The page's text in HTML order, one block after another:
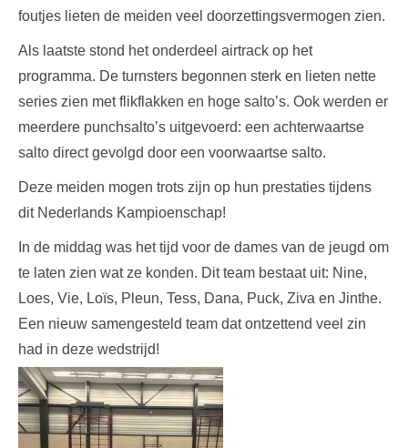
foutjes lieten de meiden veel doorzettingsvermogen zien.
Als laatste stond het onderdeel airtrack op het
programma. De turnsters begonnen sterk en lieten nette
series zien met flikflakken en hoge salto’s. Ook werden er
meerdere punchsalto’s uitgevoerd: een achterwaartse
salto direct gevolgd door een voorwaartse salto.
Deze meiden mogen trots zijn op hun prestaties tijdens
dit Nederlands Kampioenschap!
In de middag was het tijd voor de dames van de jeugd om
te laten zien wat ze konden. Dit team bestaat uit: Nine,
Loes, Vie, Loïs, Pleun, Tess, Dana, Puck, Ziva en Jinthe.
Een nieuw samengesteld team dat ontzettend veel zin
had in deze wedstrijd!